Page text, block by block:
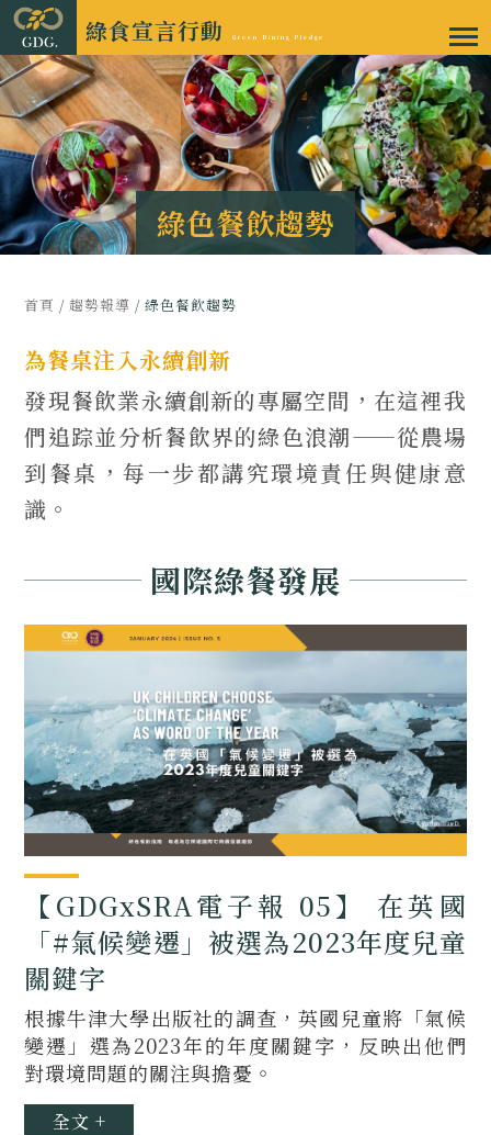
綠食宣言行動 Green Dining Pledge
綠色餐飲趨勢
首頁 /趨勢報導 / 綠色餐飲趨勢
為餐桌注入永續創新
發現餐飲業永續創新的專屬空間，在這裡我
們追踪並分析餐飲界的綠色浪潮——從農場
到餐桌，每一步都講究環境責任與健康意
識。
國際綠餐發展
【GDGxSRA電子報 05】 在英國
「#氣候變遷」被選為2023年度兒童
關鍵字
根據牛津大學出版社的調查，英國兒童將「氣候
變遷」選為2023年的年度關鍵字，反映出他們
對環境問題的關注與擔憂。
全文 +